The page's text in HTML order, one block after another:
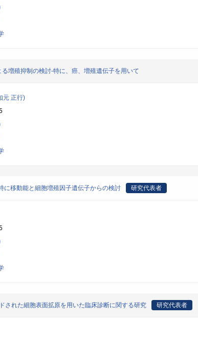
増殖抑制の検討-特に、癌、増殖遺伝子を用いて
元 正行)
に移動能と細胞増殖因子遺伝子からの検討 研究代表者
された細胞表面拡原を用いた臨床診断に関する研究 研究代表者